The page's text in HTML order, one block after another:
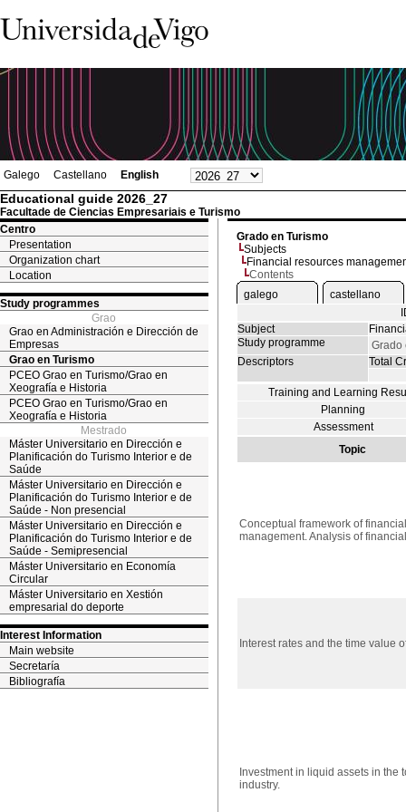
Galego Castellano English
Educational guide 2026_27
Facultade de Ciencias Empresariais e Turismo
Centro
Presentation
Organization chart
Location
Study programmes
Grao
Grao en Administración e Dirección de
Empresas
Grao en Turismo
PCEO Grao en Turismo/Grao en
Xeografía e Historia
PCEO Grao en Turismo/Grao en
Xeografía e Historia
Mestrado
Máster Universitario en Dirección e
Planificación do Turismo Interior e de
Saúde
Máster Universitario en Dirección e
Planificación do Turismo Interior e de
Saúde - Non presencial
Máster Universitario en Dirección e
Planificación do Turismo Interior e de
Saúde - Semipresencial
Máster Universitario en Economía
Circular
Máster Universitario en Xestión
empresarial do deporte
Interest Information
Main website
Secretaría
Bibliografía
Grado en Turismo
Subjects
Financial resources
Contents
galego
castellano
Subject
Study programme
Grado
Descriptors
Total
Training and Learning
Planning
Assessment
Topic
Conceptual framework of financial
management. Analysis of
Interest rates and the time value
Investment in liquid assets in the
industry.